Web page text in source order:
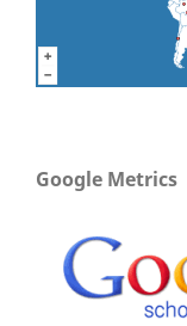
Google Metrics